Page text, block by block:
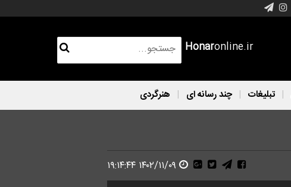
Honaronline.ir
تبلیغات چند رسانه ای هنرگردی